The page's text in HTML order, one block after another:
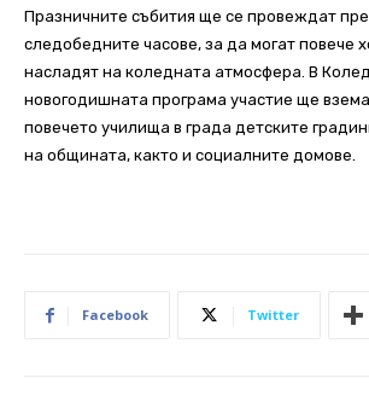
Празничните събития ще се провеждат
следобедните часове, за да могат повече
насладят на коледната атмосфера. В
новогодишната програма участие ще
повечето училища в града детските
на общината, както и социалните домове.
Facebook Twitter